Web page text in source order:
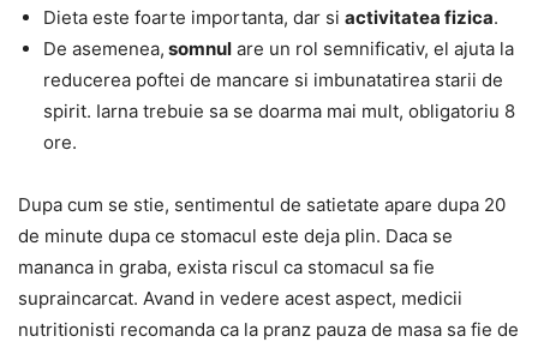
Dieta este foarte importanta, dar si activitatea fizica.
De asemenea, somnul are un rol semnificativ, el ajuta la
reducerea poftei de mancare si imbunatatirea starii de
spirit. Iarna trebuie sa se doarma mai mult, obligatoriu 8
ore.
Dupa cum se stie, sentimentul de satietate apare dupa 20
de minute dupa ce stomacul este deja plin. Daca se
mananca in graba, exista riscul ca stomacul sa fie
supraincarcat. Avand in vedere acest aspect, medicii
nutritionisti recomanda ca la pranz pauza de masa sa fie de